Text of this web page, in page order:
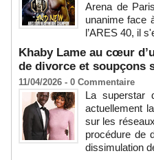
Arena de
unanime face
l’ARES 40, il
Khaby Lame au cœur
de divorce et soupçons
11/04/2026 - 0 Commentaire
La superstar
actuellement
sur les
procédure de
dissimulation